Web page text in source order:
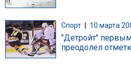
Спорт 10 марта
"Детройт"
преодолел